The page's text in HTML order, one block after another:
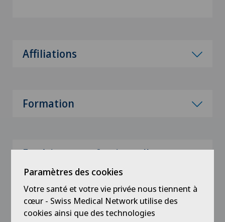
Affiliations
Formation
Expérience professionnelle
Enseignement
Paramètres des cookies
Votre santé et votre vie privée nous tiennent à
cœur - Swiss Medical Network utilise des
cookies ainsi que des technologies